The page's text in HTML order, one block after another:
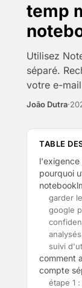
temp
Utilisez
séparé.
votre e-
João Dutra·
TABLE
pourquoi
garder
google
suivi
comment
compte
étape 1